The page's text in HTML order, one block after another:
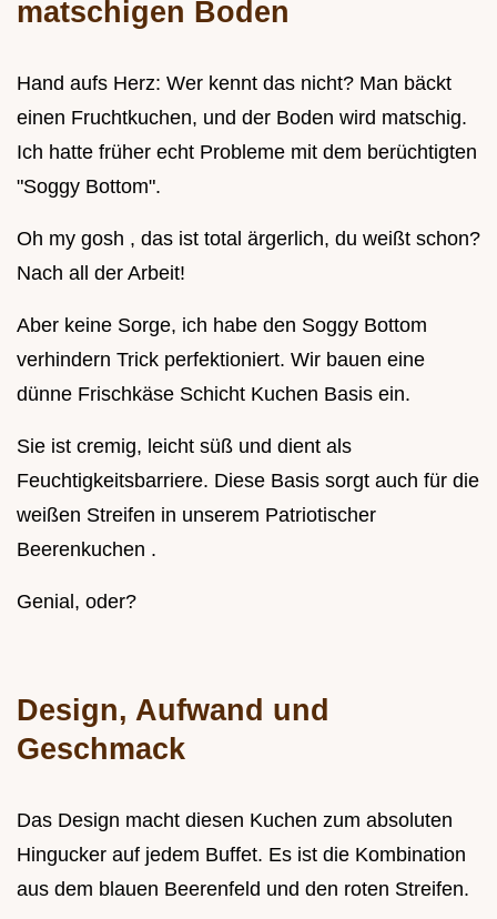
matschigen Boden
Hand aufs Herz: Wer kennt das nicht? Man bäckt
einen Fruchtkuchen, und der Boden wird matschig.
Ich hatte früher echt Probleme mit dem berüchtigten
"Soggy Bottom".
Oh my gosh , das ist total ärgerlich, du weißt schon?
Nach all der Arbeit!
Aber keine Sorge, ich habe den Soggy Bottom
verhindern Trick perfektioniert. Wir bauen eine
dünne Frischkäse Schicht Kuchen Basis ein.
Sie ist cremig, leicht süß und dient als
Feuchtigkeitsbarriere. Diese Basis sorgt auch für die
weißen Streifen in unserem Patriotischer
Beerenkuchen .
Genial, oder?
Design, Aufwand und
Geschmack
Das Design macht diesen Kuchen zum absoluten
Hingucker auf jedem Buffet. Es ist die Kombination
aus dem blauen Beerenfeld und den roten Streifen.